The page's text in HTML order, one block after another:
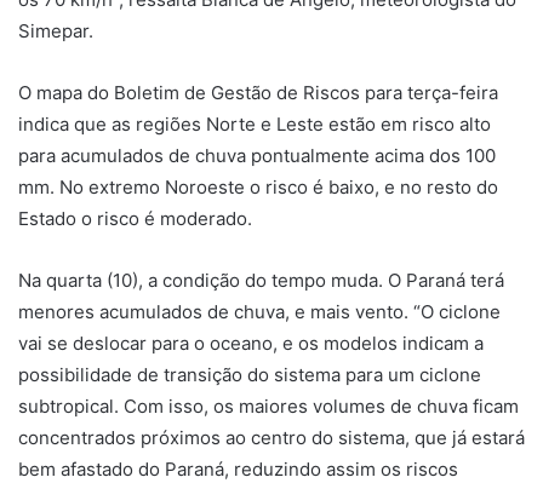
Simepar.
O mapa do Boletim de Gestão de Riscos para terça-feira
indica que as regiões Norte e Leste estão em risco alto
para acumulados de chuva pontualmente acima dos 100
mm. No extremo Noroeste o risco é baixo, e no resto do
Estado o risco é moderado.
Na quarta (10), a condição do tempo muda. O Paraná terá
menores acumulados de chuva, e mais vento. “O ciclone
vai se deslocar para o oceano, e os modelos indicam a
possibilidade de transição do sistema para um ciclone
subtropical. Com isso, os maiores volumes de chuva ficam
concentrados próximos ao centro do sistema, que já estará
bem afastado do Paraná, reduzindo assim os riscos